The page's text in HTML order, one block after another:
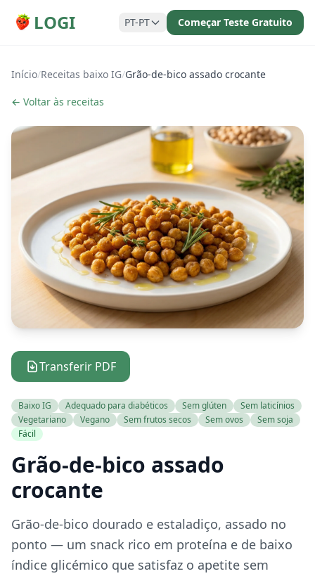
LOGI PT-PT Começar Teste Gratuito
Início/Receitas baixo IG/Grão-de-bico assado crocante
← Voltar às receitas
Transferir PDF
Baixo IG Adequado para diabéticos Sem glúten
Sem laticínios
Vegetariano
Vegano Sem frutos secos Sem ovos
Sem soja
Fácil
Grão-de-bico assado
crocante
Grão-de-bico dourado e estaladiço, assado no
ponto — um snack rico em proteína e de baixo
índice glicémico que satisfaz o apetite sem